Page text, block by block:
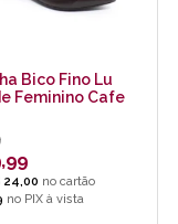
Bico Fino Lu
Feminino Cafe
24,00
no PIX